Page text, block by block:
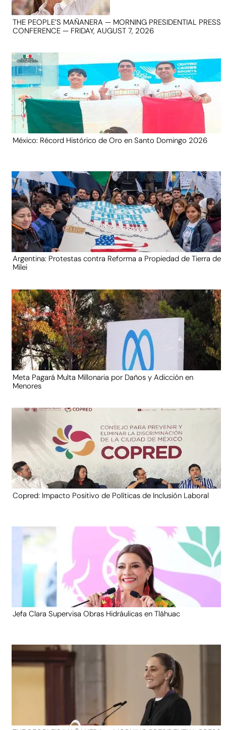
THE PEOPLE’S MAÑANERA — MORNING PRESIDENTIAL PRESS
CONFERENCE — FRIDAY, AUGUST 7, 2026
México: Récord Histórico de Oro en Santo Domingo 2026
Argentina: Protestas contra Reforma a Propiedad de Tierra de
Milei
Meta Pagará Multa Millonaria por Daños y Adicción en
Menores
Copred: Impacto Positivo de Políticas de Inclusión Laboral
Jefa Clara Supervisa Obras Hidráulicas en Tláhuac